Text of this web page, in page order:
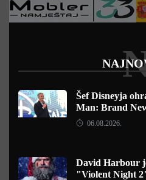
Šef Disneyja
Man: Brand
06.08.2026.
David Harbour
"Violent Night